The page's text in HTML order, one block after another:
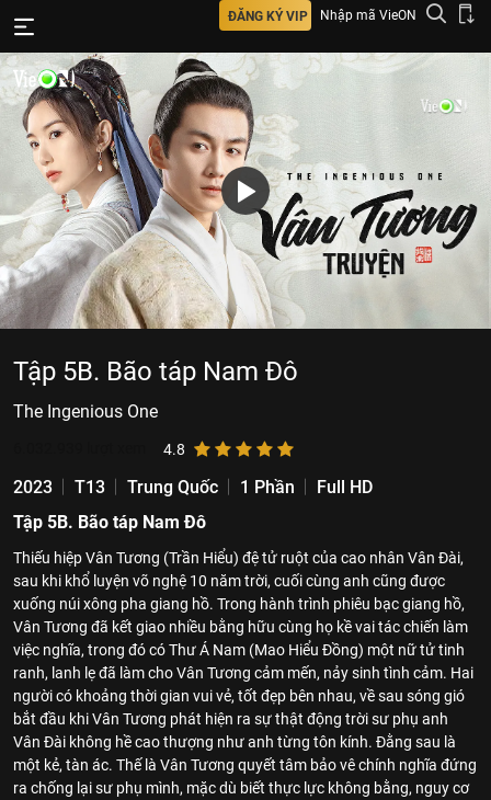
ĐĂNG KÝ VIP Nhập mã VieON
Tập 5B. Bão táp Nam Đô
The Ingenious One
4.8
2023 T13 Trung Quốc 1 Phần
Full HD
Tập 5B. Bão táp Nam Đô
Thiếu hiệp Vân Tương (Trần Hiểu) đệ tử ruột của cao nhân Vân Đài,
sau khi khổ luyện võ nghệ 10 năm trời, cuối cùng anh cũng được
xuống núi xông pha giang hồ. Trong hành trình phiêu bạc giang hồ,
Vân Tương đã kết giao nhiều bằng hữu cùng họ kề vai tác chiến làm
việc nghĩa, trong đó có Thư Á Nam (Mao Hiểu Đồng) một nữ tử tinh
ranh, lanh lẹ đã làm cho Vân Tương cảm mến, nảy sinh tình cảm. Hai
người có khoảng thời gian vui vẻ, tốt đẹp bên nhau, về sau sóng gió
bắt đầu khi Vân Tương phát hiện ra sự thật động trời sư phụ anh
Vân Đài không hề cao thượng như anh từng tôn kính. Đằng sau là
một kẻ, tàn ác. Thế là Vân Tương quyết tâm bảo vê chính nghĩa đứng
ra chống lại sư phụ mình, mặc dù biết thực lực không bằng, nguy cơ